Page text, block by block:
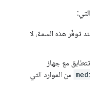
التي:
توفّر هذه السمة، لا
مع جهاز
من الموارد التي